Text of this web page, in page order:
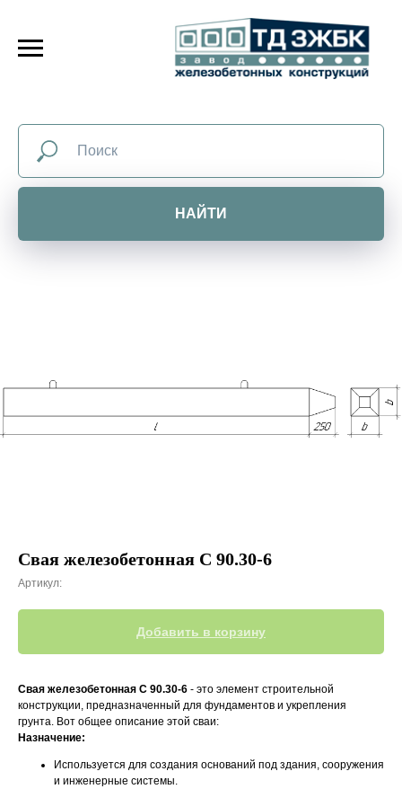
НАЙТИ
Свая железобетонная С 90.30-6
Артикул:
Добавить в корзину
Свая железобетонная С 90.30-6 - это элемент строительной
конструкции, предназначенный для фундаментов и укрепления
грунта. Вот общее описание этой сваи:
Назначение:
Используется для создания оснований под здания, сооружения
и инженерные системы.